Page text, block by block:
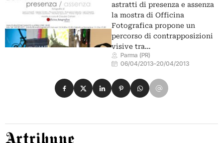
astratti di presenza e assenza
la mostra di Officina
Fotografica propone un
percorso di contrapposizioni
visive tra…
Parma (PR)
06/04/2013–20/04/2013
Condividi su Facebook
Condividi su X
Condividi su LinkedIn
Condividi su Pinterest
Condividi su WhatsApp
Condividi su Email
Artribune